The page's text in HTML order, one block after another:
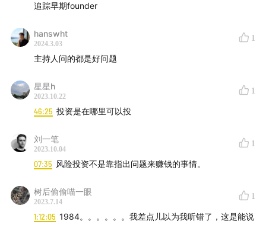
1:05:12过去半年对AI有什么观念上的改变
【相关资料】
Coatue Deck
追踪早期founder
hanswht
2024.3.03
1
主持人问的都是好问题
星星h
2023.10.22
1
46:25 投资是在哪里可以投
刘一笔
2023.10.04
1
07:35 风险投资不是靠指出问题来赚钱的事情。
树后偷偷喵一眼
2023.7.14
1
1:12:05 1984。。。。。。我差点儿以为我听错了，这是能说